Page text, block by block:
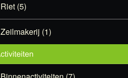
Riet (5)
Zeilmakerij (1)